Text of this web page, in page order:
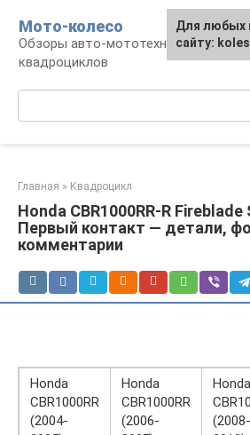
контенту
Мото-колесо
Обзоры авто-мототехники,
квадроциклов
Главная » Квадроцикл
Honda CBR1000RR-R Fireblade
Первый контакт — детали,
комментарии
Honda
CBR1000RR
(2004-
Honda
CBR1000RR
(2006-
Honda
(2008-
Для любых
сайту: